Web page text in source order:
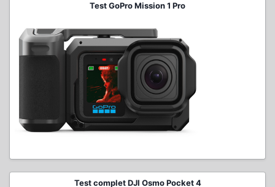
Test GoPro Mission 1 Pro
Test complet DJI Osmo Pocket 4